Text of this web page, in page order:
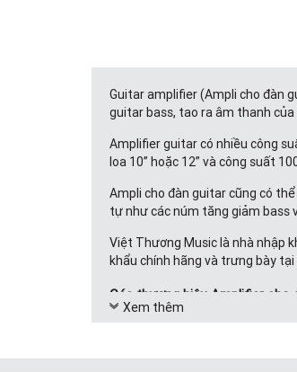
Guitar amplifier (Ampli cho đàn
guitar bass, tao ra âm thanh
Amplifier guitar có nhiều công
loa 10” hoặc 12” và công suất
Ampli cho đàn guitar cũng có
tự như các núm tăng giảm bass
Việt Thương Music là nhà nhập
khẩu chính hãng và trưng bày
Các thương hiệu Amplifier
Amply Roland
Xem thêm